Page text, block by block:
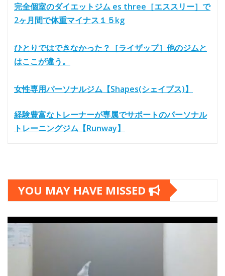
完全個室のダイエットジム es three［エススリー］で
2ヶ月間で体重マイナス１５kg
ひとりではできなかった？［ライザップ］他のジムと
はここが違う。
女性専用パーソナルジム【Shapes(シェイプス)】
経験豊富なトレーナーが専属でサポートのパーソナル
トレーニングジム【Runway】
YOU MAY HAVE MISSED